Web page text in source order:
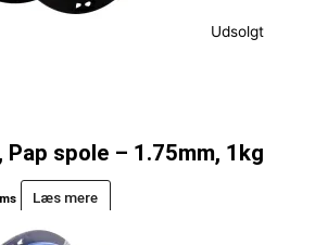
Udsolgt
Pap spole – 1.75mm, 1kg
Læs mere